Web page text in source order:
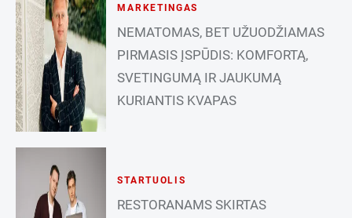
MARKETINGAS
NEMATOMAS, BET UŽUODŽIAMAS
PIRMASIS ĮSPŪDIS: KOMFORTĄ,
SVETINGUMĄ IR JAUKUMĄ
KURIANTIS KVAPAS
STARTUOLIS
RESTORANAMS SKIRTAS